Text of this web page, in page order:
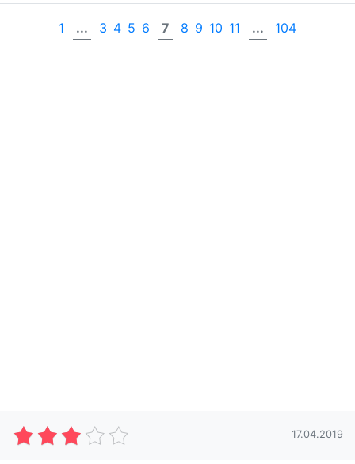
1 ... 3 4 5 6 7 8 9 10 11 ... 104
17.04.2019